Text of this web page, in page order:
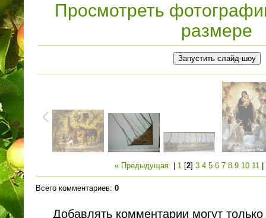
Просмотреть
размере
« Предыдущая 1 [2] 3 4 5 6 7 8 9 10 11
Всего комментариев: 0
Добавлять комментарии могут